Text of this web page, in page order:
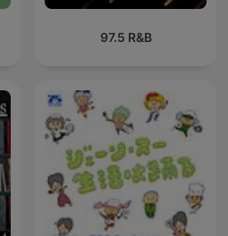
97.5 R&B